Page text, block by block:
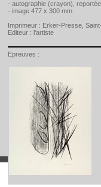
- autographie (crayon),
- image 477 x 300 mm
Imprimeur : Erker-Presse,
Editeur : l'artiste
Epreuves :